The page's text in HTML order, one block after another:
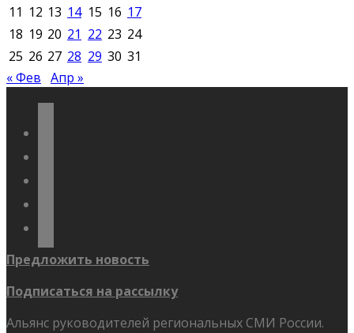
11 12 13 14 15 16 17
18 19 20 21 22 23 24
25 26 27 28 29 30 31
« Фев Апр »
Предложить новость
Подписаться на рассылку
Альянс руководителей региональных СМИ России.